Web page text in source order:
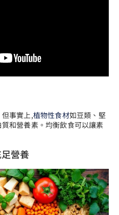
事實上,植物性食材如豆類、堅
和營養素。均衡飲食可以讓素
營養